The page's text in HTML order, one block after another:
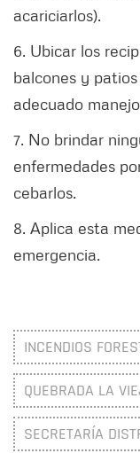
acariciarlos).
6. Ubicar los
balcones y
adecuado
7. No brindar
enfermedades
cebarlos.
8. Aplica esta
emergencia.
INCENDIOS
QUEBRADA LA
SECRETARÍA